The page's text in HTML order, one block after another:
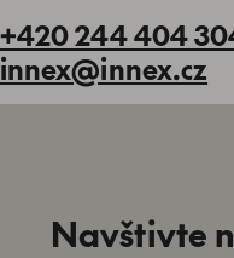
+420 244 404
innex@innex.cz
Navštivte